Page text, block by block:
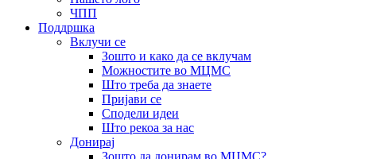
ЧПП
Поддршка
Вклучи се
Зошто и како да се вклучам
Можностите во МЦМС
Што треба да знаете
Пријави се
Сподели идеи
Што рекоа за нас
Донирај
Зошто да донирам во МЦМС?